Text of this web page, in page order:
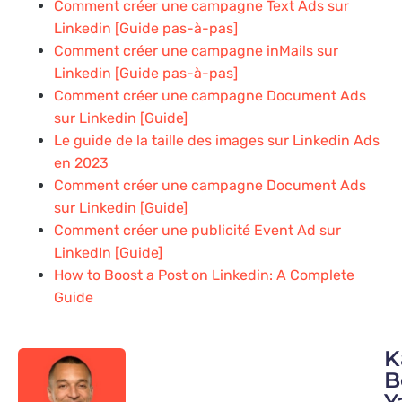
Comment créer une campagne Text Ads sur
Linkedin [Guide pas-à-pas]
Comment créer une campagne inMails sur
Linkedin [Guide pas-à-pas]
Comment créer une campagne Document Ads
sur Linkedin [Guide]
Le guide de la taille des images sur Linkedin Ads
en 2023
Comment créer une campagne Document Ads
sur Linkedin [Guide]
Comment créer une publicité Event Ad sur
LinkedIn [Guide]
How to Boost a Post on Linkedin: A Complete
Guide